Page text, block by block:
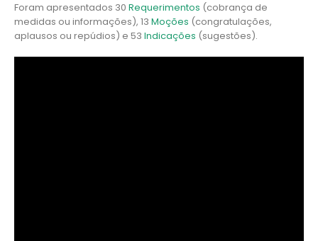
Foram apresentados 30 Requerimentos (cobrança de
medidas ou informações), 13 Moções (congratulações,
aplausos ou repúdios) e 53 Indicações (sugestões).